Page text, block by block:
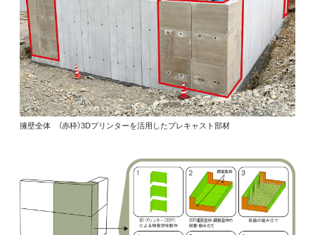
擁壁全体 （赤枠）3Dプリンターを活用したプレキャスト部材